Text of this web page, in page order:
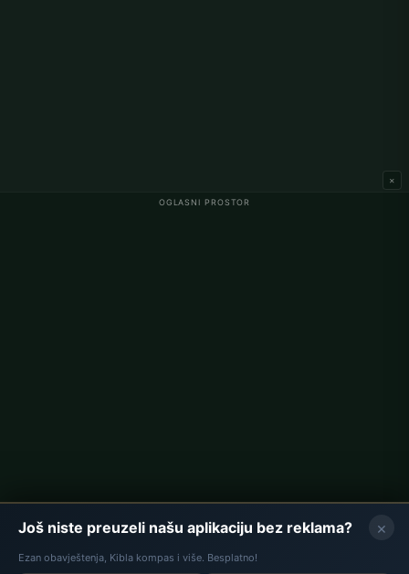
OGLASNI PROSTOR
×
Namaz vremena u Njemačkoj
×
Još niste preuzeli našu aplikaciju bez reklama?
Ezan obavještenja, Kibla kompas i više. Besplatno!